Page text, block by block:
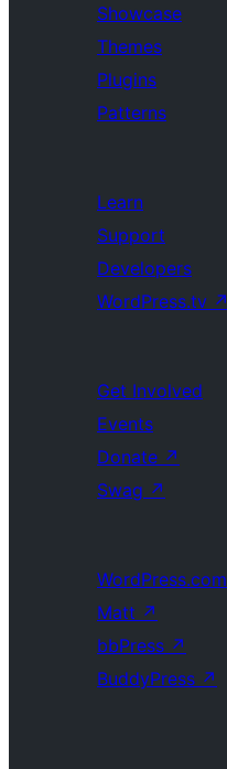
Showcase
Themes
Plugins
Patterns
Learn
Support
Developers
WordPress.tv ↗
Get Involved
Events
Donate ↗
Swag ↗
WordPress.com
Matt ↗
bbPress ↗
BuddyPress ↗